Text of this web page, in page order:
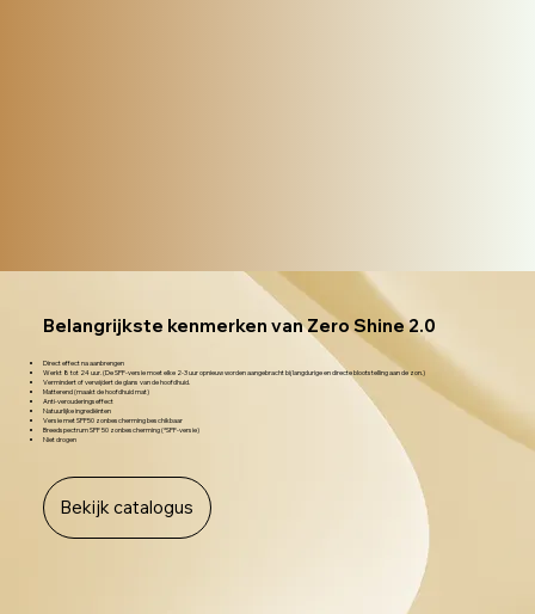
Belangrijkste kenmerken van Zero Shine 2.0
Direct effect na aanbrengen
Werkt 8 tot 24 uur. (De SPF-versie moet elke 2-3 uur opnieuw worden aangebracht bij langdurige en directe blootstelling aan de zon.)
Vermindert of verwijdert de glans van de hoofdhuid.
Matterend (maakt de hoofdhuid mat)
Anti-verouderingseffect
Natuurlijke ingrediënten
Versie met SPF50 zonbescherming beschikbaar
Breedspectrum SPF 50 zonbescherming (*SPF-versie)
Niet drogen
Bekijk catalogus